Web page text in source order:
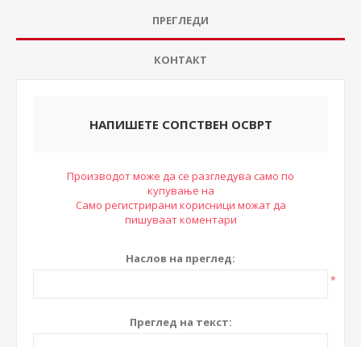
ПРЕГЛЕДИ
КОНТАКТ
НАПИШЕТЕ СОПСТВЕН ОСВРТ
Производот може да се разгледува само по
купување на
Само регистрирани корисници можат да
пишуваат коментари
Наслов на преглед:
*
Преглед на текст: